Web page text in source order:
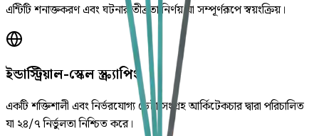
এন্টিটি শনাক্তকরণ এবং ঘটনার তীব্রতা নির্ণয় যা সম্পূর্ণরূপে স্বয়ংক্রিয়।
ইন্ডাস্ট্রিয়াল-স্কেল স্ক্র্যাপিং
একটি শক্তিশালী এবং নির্ভরযোগ্য ডেটা সংগ্রহ আর্কিটেকচার দ্বারা পরিচালিত
যা ২৪/৭ নির্ভুলতা নিশ্চিত করে।